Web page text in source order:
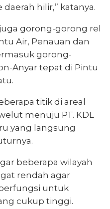
hilir,” katanya.
gorong-gorong rel
Air, Penauan dan
gorong-
Anyar tepat di Pintu
titik di areal
menuju PT. KDL
yang langsung
beberapa wilayah
rendah agar
untuk
cukup tinggi.